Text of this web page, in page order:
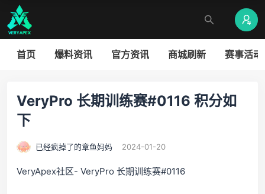
首页 爆料资讯 官方资讯 商城刷新 赛事活动
VeryPro 长期训练赛#0116 积分如
下
已经疯掉了的章鱼妈妈 2024-01-20
VeryApex社区- VeryPro 长期训练赛#0116